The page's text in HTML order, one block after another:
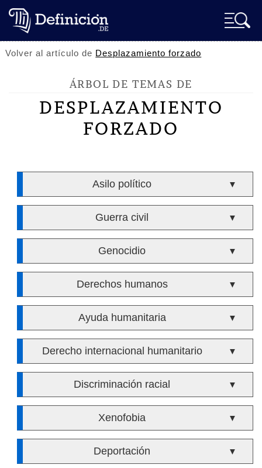
Volver al artículo de Desplazamiento forzado
ÁRBOL DE TEMAS DE
DESPLAZAMIENTO
FORZADO
Asilo político ▼
Guerra civil ▼
Genocidio ▼
Derechos humanos ▼
Ayuda humanitaria ▼
Derecho internacional humanitario ▼
Discriminación racial ▼
Xenofobia ▼
Deportación ▼